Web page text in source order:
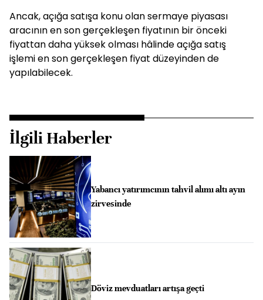
Ancak, açığa satışa konu olan sermaye piyasası
aracının en son gerçekleşen fiyatının bir önceki
fiyattan daha yüksek olması hâlinde açığa satış
işlemi en son gerçekleşen fiyat düzeyinden de
yapılabilecek.
İlgili Haberler
Yabancı yatırımcının tahvil alımı altı ayın
zirvesinde
Döviz mevduatları artışa geçti